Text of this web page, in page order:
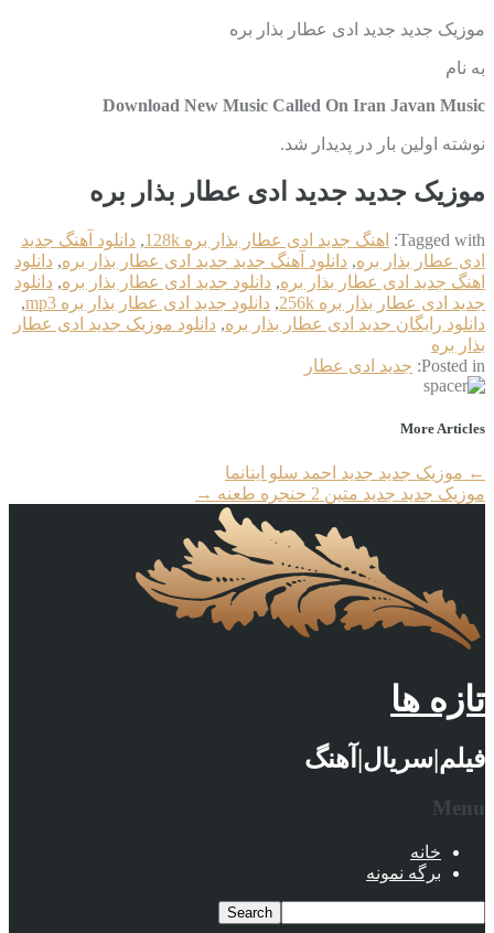
موزیک جدید جديد ادی عطار بذار بره
به نام
Download New Music Called On Iran Javan Music
نوشته اولین بار در پدیدار شد.
موزیک جدید جديد ادی عطار بذار بره
Tagged with: اهنگ جديد ادی عطار بذار بره 128k , دانلود آهنگ جديد
ادی عطار بذار بره, دانلود آهنگ جدید جديد ادی عطار بذار بره, دانلود
اهنگ جديد ادی عطار بذار بره, دانلود جديد ادی عطار بذار بره, دانلود
جديد ادی عطار بذار بره 256k
, دانلود جديد ادی عطار بذار بره mp3
,
دانلود رایگان جديد ادی عطار بذار بره, دانلود موزیک جديد ادی عطار
بذار بره
Posted in: جديد ادی عطار
More Articles
← موزیک جدید جديد احمد سلو اینانما
موزیک جدید جديد متین 2 حنجره طعنه
→
تازه ها
فیلم|سریال|آهنگ
Menu
خانه
برگه نمونه